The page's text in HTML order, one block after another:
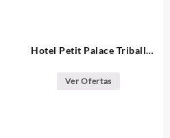
Hotel Petit Palace Triball
Ver Ofertas